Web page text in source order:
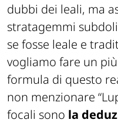
dubbi dei leali, ma
stratagemmi
se fosse leale e
vogliamo fare un
formula di questo
non menzionare
focali sono la